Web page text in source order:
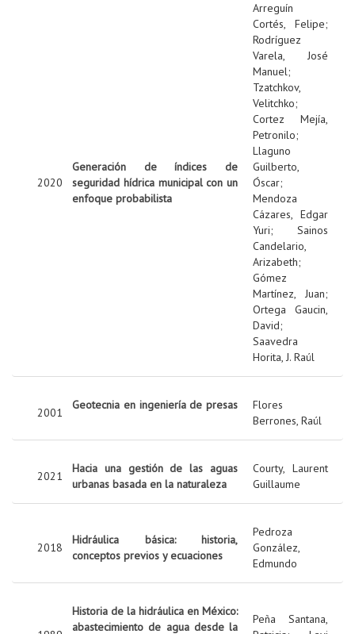
2020
Generación de índices de
seguridad hídrica municipal con un
enfoque probabilista
Arreguín
Cortés, Felipe;
Rodríguez
Varela, José
Manuel;
Tzatchkov,
Velitchko;
Cortez Mejía,
Petronilo;
Llaguno
Guilberto,
Óscar;
Mendoza
Cázares, Edgar
Yuri; Sainos
Candelario,
Arizabeth;
Gómez
Martínez, Juan;
Ortega Gaucin,
David;
Saavedra
Horita, J. Raúl
2001
Geotecnia en ingeniería de presas
Flores
Berrones, Raúl
2021
Hacia una gestión de las aguas
urbanas basada en la naturaleza
Courty, Laurent
Guillaume
2018
Hidráulica básica: historia,
conceptos previos y ecuaciones
Pedroza
González,
Edmundo
Historia de la hidráulica en México:
abastecimiento de agua desde la
Peña Santana,